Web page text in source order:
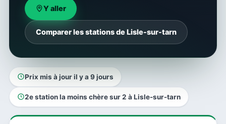
Y aller
Comparer les stations de Lisle-sur-tarn
Prix mis à jour il y a 9 jours
2e station la moins chère sur 2 à Lisle-sur-tarn